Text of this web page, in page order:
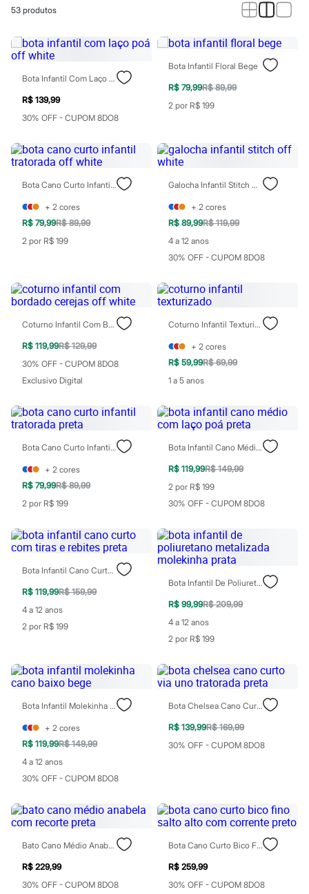
Casacos e Jaquetas
Macacões
Saias
Shorts e Bermudas
Vestidos
Bolsas
Bonés e Chapéus
Cintos
Óculos
Relógios
Botas
Chinelos
Rasteirinhas
Sandálias
Sapatilhas
Tênis
Clock House
Mindset
Yessica
Moda esportiva
Acessórios
Blusas
Calçados
Leggings
Tops
Moda íntima
Cintas e Modeladores
Meias
Pijamas
Sutiãs e Tops
Moda praia
Biquínis
Maiôs
Saídas de praia
Personagens
Blusas e Camisetas
Calças
Casacos e Jaquetas
Jeans
Moda esportiva
Shorts e Saias
Masculino
Em alta
Dia dos Pais
Inverno
Novidades
Roupas
Bermudas
Camisas
Calças
Camisetas e Regatas
Casacos e Jaquetas
Polos
Acessórios
Chapéus e Bonés
Cintos
Carteiras
Óculos
53 produtos
Bota Infantil Com Laço Poá Off White
R$ 139,99
30% OFF - CUPOM 8DO8
Bota Infantil Floral Bege
R$ 79,99R$ 89,99
2 por R$ 199
Bota Cano Curto Infantil Tratorada Off White
+ 2 cores
R$ 79,99R$ 89,99
2 por R$ 199
Galocha Infantil Stitch Off White
+ 2 cores
R$ 89,99R$ 119,99
4 a 12 anos
30% OFF - CUPOM 8DO8
Coturno Infantil Com Bordado Cerejas Off White
R$ 119,99R$ 129,99
30% OFF - CUPOM 8DO8
Exclusivo Digital
Coturno Infantil Texturizado
+ 2 cores
R$ 59,99R$ 69,99
1 a 5 anos
Bota Cano Curto Infantil Tratorada Preta
+ 2 cores
R$ 79,99R$ 89,99
2 por R$ 199
Bota Infantil Cano Médio Com Laço Poá Preta
R$ 119,99R$ 149,99
2 por R$ 199
30% OFF - CUPOM 8DO8
Bota Infantil Cano Curto Com Tiras E Rebites Preta
R$ 119,99R$ 159,99
4 a 12 anos
2 por R$ 199
Bota Infantil De Poliuretano Metalizada Molekinha Prata
R$ 99,99R$ 209,99
4 a 12 anos
2 por R$ 199
Bota Infantil Molekinha Cano Baixo Bege
+ 2 cores
R$ 119,99R$ 149,99
4 a 12 anos
30% OFF - CUPOM 8DO8
Bota Chelsea Cano Curto Via Uno Tratorada Preta
R$ 139,99R$ 169,99
30% OFF - CUPOM 8DO8
Bato Cano Médio Anabela Com Recorte Preta
R$ 229,99
30% OFF - CUPOM 8DO8
Bota Cano Curto Bico Fino Salto Alto Com Corrente Preto
R$ 259,99
30% OFF - CUPOM 8DO8